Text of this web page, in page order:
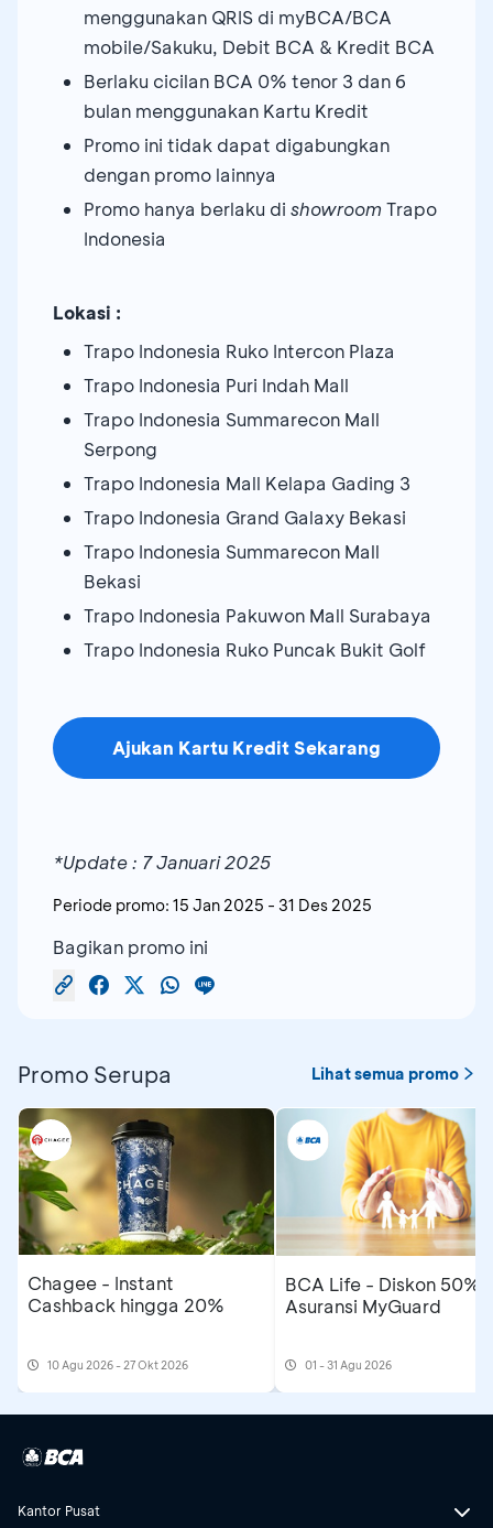
menggunakan QRIS di myBCA/BCA
mobile/Sakuku, Debit BCA & Kredit BCA
Berlaku cicilan BCA 0% tenor 3 dan 6
bulan menggunakan Kartu Kredit
Promo ini tidak dapat digabungkan
dengan promo lainnya
Promo hanya berlaku di showroom Trapo
Indonesia
Lokasi :
Trapo Indonesia Ruko Intercon Plaza
Trapo Indonesia Puri Indah Mall
Trapo Indonesia Summarecon Mall
Serpong
Trapo Indonesia Mall Kelapa Gading 3
Trapo Indonesia Grand Galaxy Bekasi
Trapo Indonesia Summarecon Mall
Bekasi
Trapo Indonesia Pakuwon Mall Surabaya
Trapo Indonesia Ruko Puncak Bukit Golf
Ajukan Kartu Kredit Sekarang
*Update : 7 Januari 2025
Periode promo: 15 Jan 2025 - 31 Des 2025
Bagikan promo ini
Promo Serupa Lihat semua promo
Chagee - Instant
Cashback hingga 20%
10 Agu 2026 - 27 Okt 2026
BCA Life - Diskon 50%
Asuransi MyGuard
01 - 31 Agu 2026
Kantor Pusat